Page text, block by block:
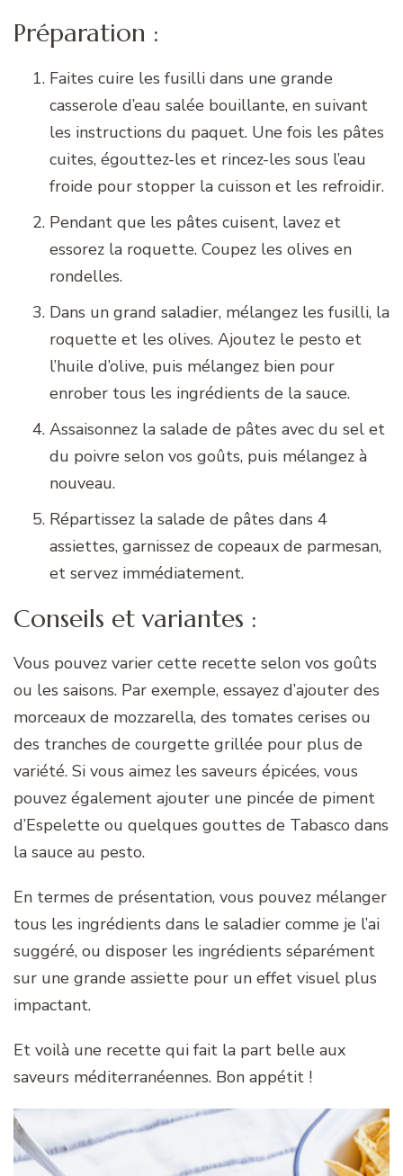
Préparation :
Faites cuire les fusilli dans une grande
casserole d’eau salée bouillante, en suivant
les instructions du paquet. Une fois les pâtes
cuites, égouttez-les et rincez-les sous l’eau
froide pour stopper la cuisson et les refroidir.
Pendant que les pâtes cuisent, lavez et
essorez la roquette. Coupez les olives en
rondelles.
Dans un grand saladier, mélangez les fusilli, la
roquette et les olives. Ajoutez le pesto et
l’huile d’olive, puis mélangez bien pour
enrober tous les ingrédients de la sauce.
Assaisonnez la salade de pâtes avec du sel et
du poivre selon vos goûts, puis mélangez à
nouveau.
Répartissez la salade de pâtes dans 4
assiettes, garnissez de copeaux de parmesan,
et servez immédiatement.
Conseils et variantes :
Vous pouvez varier cette recette selon vos goûts
ou les saisons. Par exemple, essayez d’ajouter des
morceaux de mozzarella, des tomates cerises ou
des tranches de courgette grillée pour plus de
variété. Si vous aimez les saveurs épicées, vous
pouvez également ajouter une pincée de piment
d’Espelette ou quelques gouttes de Tabasco dans
la sauce au pesto.
En termes de présentation, vous pouvez mélanger
tous les ingrédients dans le saladier comme je l’ai
suggéré, ou disposer les ingrédients séparément
sur une grande assiette pour un effet visuel plus
impactant.
Et voilà une recette qui fait la part belle aux
saveurs méditerranéennes. Bon appétit !